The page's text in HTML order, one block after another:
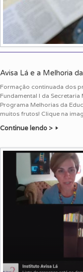
Avisa Lá e a Melhoria
Formação continuada dos
Fundamental I da
Programa Melhorias da
muitos frutos! Clique na
Continue lendo >